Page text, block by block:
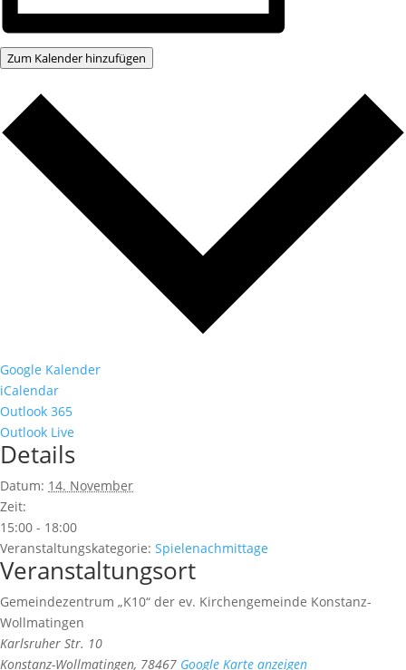
Zum Kalender hinzufügen
Google Kalender
iCalendar
Outlook 365
Outlook Live
Details
Datum: 14. November
Zeit:
15:00 - 18:00
Veranstaltungskategorie: Spielenachmittage
Veranstaltungsort
Gemeindezentrum „K10“ der ev. Kirchengemeinde Konstanz-
Wollmatingen
Karlsruher Str. 10
Konstanz-Wollmatingen, 78467 Google Karte anzeigen